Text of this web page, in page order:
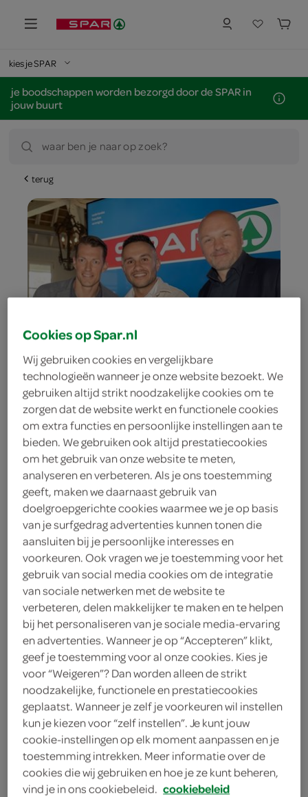
kies je SPAR
je boodschappen worden bezorgd door de SPAR in
jouw buurt
waar ben je naar op zoek?
terug
SPAR wint Nationale
Franchise Trofee
2023
woensdag 24 mei 2023
Waalwijk, 24 mei 2023 - SPAR sleept de
veelbelovende vakprijs voor franchiseformules
in ontvangst. De Trofee is een mooie erkenning
op het gebied van samenwerking en kwaliteit.
Alleen door de Nederlandse Franchise
Vereniging (NFV) erkende formules die voldoen
aan de strenge kwaliteitseisen komen in
aanmerking voor de prijs. Alle franchisenemers
van de vereniging (NFV) nomineerden dit jaar
Bakker Bart, Eazie en SPAR.
Cookies op Spar.nl
Wij gebruiken cookies en vergelijkbare
technologieën wanneer je onze website bezoekt. We
gebruiken altijd strikt noodzakelijke cookies om te
zorgen dat de website werkt en functionele cookies
om extra functies en persoonlijke instellingen aan te
bieden. We gebruiken ook altijd prestatiecookies
om het gebruik van onze website te meten,
analyseren en verbeteren. Als je ons toestemming
geeft, maken we daarnaast gebruik van
doelgroepgerichte cookies waarmee we je op basis
van je surfgedrag advertenties kunnen tonen die
aansluiten bij je persoonlijke interesses en
voorkeuren. Ook vragen we je toestemming voor het
gebruik van social media cookies om de integratie
van sociale netwerken met de website te
verbeteren, delen makkelijker te maken en te helpen
bij het personaliseren van je sociale media-ervaring
en advertenties. Wanneer je op “Accepteren” klikt,
geef je toestemming voor al onze cookies. Kies je
voor “Weigeren”? Dan worden alleen de strikt
noodzakelijke, functionele en prestatiecookies
geplaatst. Wanneer je zelf je voorkeuren wil instellen
kun je kiezen voor “zelf instellen”. Je kunt jouw
cookie-instellingen op elk moment aanpassen en je
toestemming intrekken. Meer informatie over de
cookies die wij gebruiken en hoe je ze kunt beheren,
vind je in ons cookiebeleid. cookiebeleid